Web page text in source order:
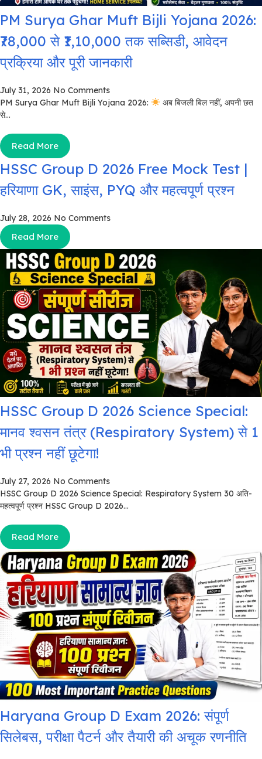
PM Surya Ghar Muft Bijli Yojana 2026:
₹78,000 से ₹1,10,000 तक सब्सिडी, आवेदन
प्रक्रिया और पूरी जानकारी
July 31, 2026 No Comments
PM Surya Ghar Muft Bijli Yojana 2026:
अब बिजली बिल नहीं, अपनी छत
से...
Read More
HSSC Group D 2026 Free Mock Test |
हरियाणा GK, साइंस, PYQ और महत्वपूर्ण प्रश्न
July 28, 2026 No Comments
Read More
HSSC Group D 2026 Science Special:
मानव श्वसन तंत्र (Respiratory System) से 1
भी प्रश्न नहीं छूटेगा!
July 27, 2026 No Comments
HSSC Group D 2026 Science Special: Respiratory System 30 अति-
महत्वपूर्ण प्रश्न HSSC Group D 2026...
Read More
Haryana Group D Exam 2026: संपूर्ण
सिलेबस, परीक्षा पैटर्न और तैयारी की अचूक रणनीति